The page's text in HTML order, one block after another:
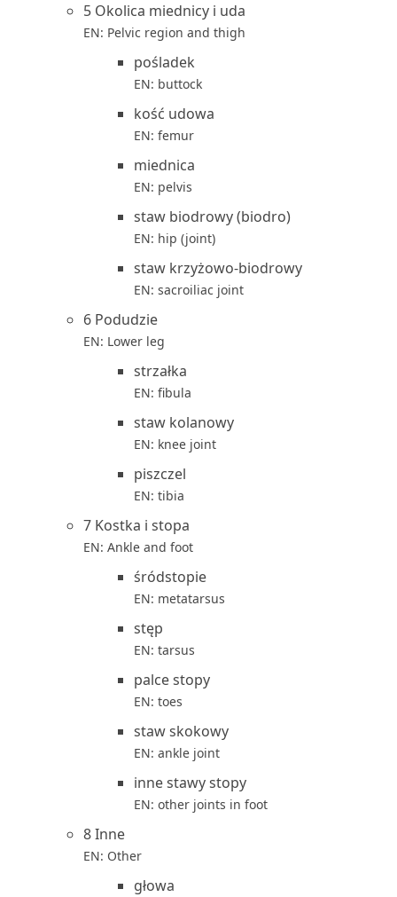
5 Okolica miednicy i uda
EN: Pelvic region and thigh
pośladek
EN: buttock
kość udowa
EN: femur
miednica
EN: pelvis
staw biodrowy (biodro)
EN: hip (joint)
staw krzyżowo-biodrowy
EN: sacroiliac joint
6 Podudzie
EN: Lower leg
strzałka
EN: fibula
staw kolanowy
EN: knee joint
piszczel
EN: tibia
7 Kostka i stopa
EN: Ankle and foot
śródstopie
EN: metatarsus
stęp
EN: tarsus
palce stopy
EN: toes
staw skokowy
EN: ankle joint
inne stawy stopy
EN: other joints in foot
8 Inne
EN: Other
głowa